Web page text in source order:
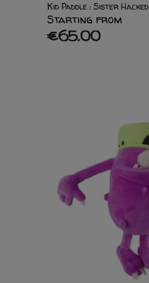
Kid Paddle : Sister Hacked
Starting from
€65.00